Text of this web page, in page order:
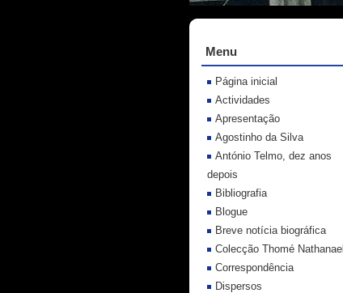
Menu
Página inicial
Actividades
Apresentação
Agostinho da Silva
António Telmo, dez anos
depois
Bibliografia
Blogue
Breve notícia biográfica
Colecção Thomé Nathanael
Correspondência
Dispersos